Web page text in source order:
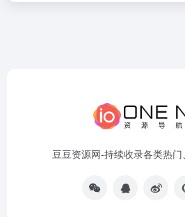
豆豆资源网-持续收录各类热门